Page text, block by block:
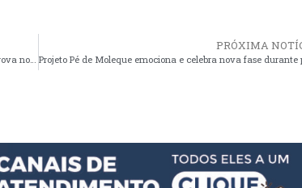
Projeto Pé de Moleque conquista destaque e pódios em prova no Litoral Norte
PRÓXIMA